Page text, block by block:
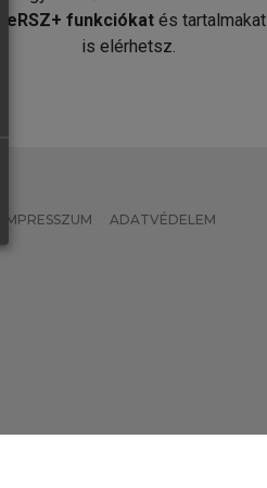
MeRSZ+ funkciókat és tartalmakat
is elérhetsz.
IMPRESSZUM ADATVÉDELEM